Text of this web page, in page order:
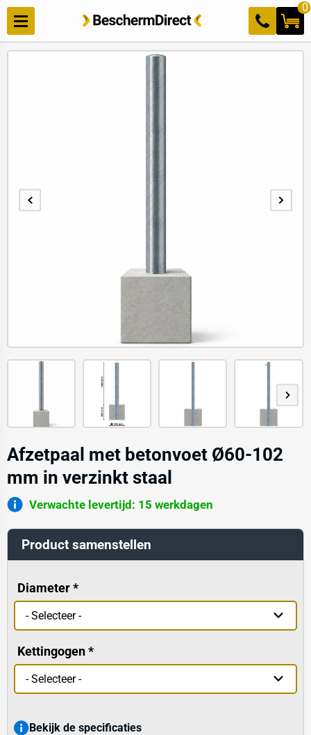
Meteen
naar de
content
0
Afzetpaal met betonvoet Ø60-102
mm in verzinkt staal
Verwachte levertijd: 15 werkdagen
Product samenstellen
Diameter
Kettingogen
Bekijk de specificaties